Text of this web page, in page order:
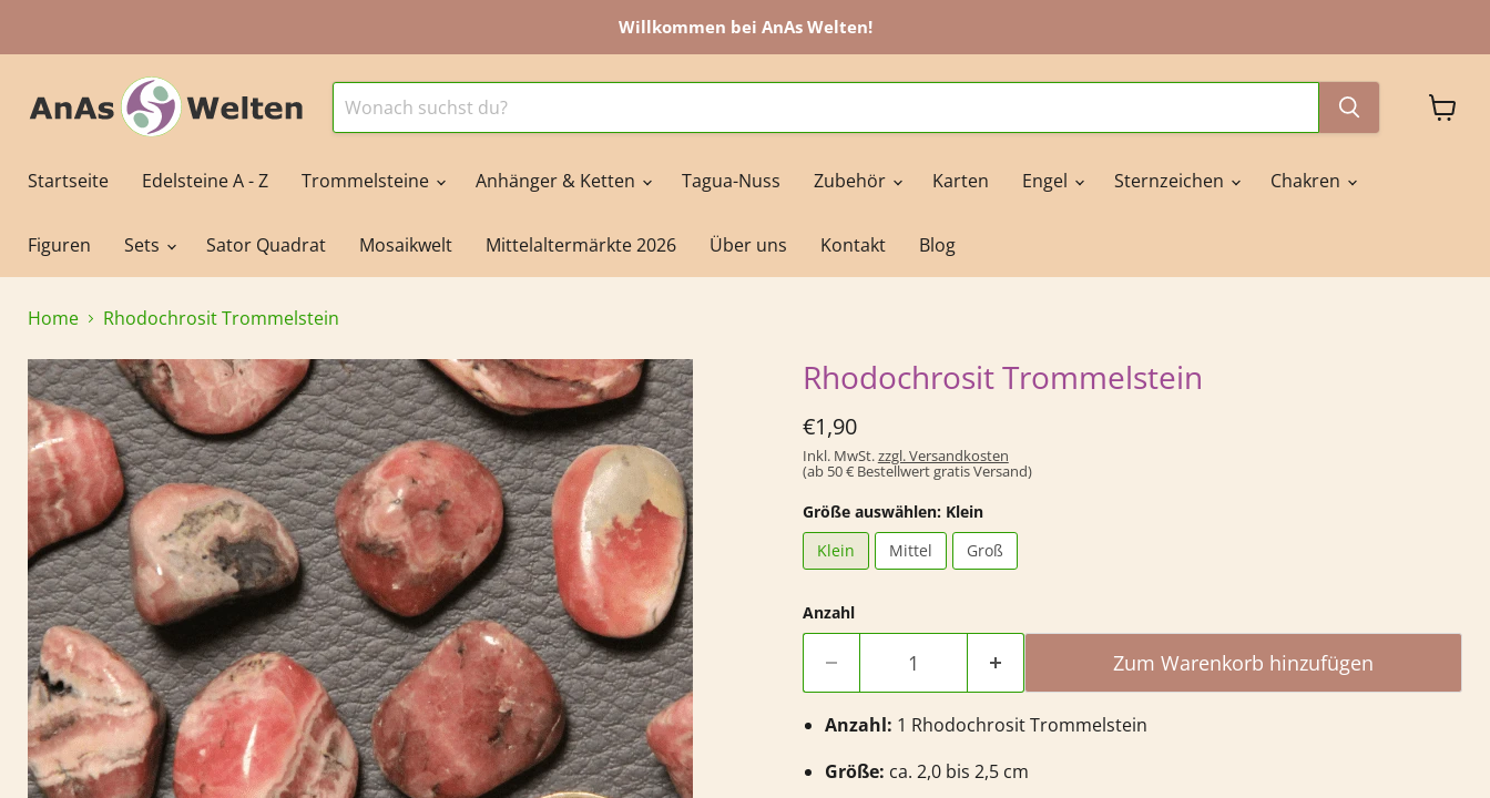
Willkommen bei AnAs Welten!
Startseite
Edelsteine A - Z Trommelsteine Anhänger & Ketten Tagua-Nuss Zubehör Karten Engel Sternzeichen Chakren
Figuren Sets Sator Quadrat Mosaikwelt Mittelaltermärkte 2026 Über uns Kontakt Blog
Home Rhodochrosit Trommelstein
Rhodochrosit Trommelstein
Derzeitiger Preis
€1,90
Inkl. MwSt.zzgl. Versandkosten
(ab 50 € Bestellwert gratis Versand)
Größe auswählen: Klein
Klein
Mittel Groß
Anzahl
Zum Warenkorb hinzufügen
Anzahl: 1 RhodochrositTrommelstein
Größe: ca. 2,0 bis 2,5 cm